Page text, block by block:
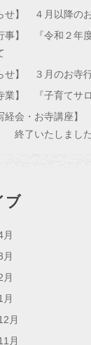
せ】 ４月以降の
事】 『令和２年
せ】 ３月のお寺
寺業】 『子育て
経会・お寺講座
終了いたしました
ブ
月
月
月
月
月
月